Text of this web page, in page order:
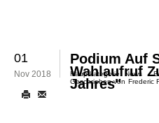
01
Nov 2018
Podium Auf
Wahlaufruf
Jahres"
Hauptkategorie: News
Geschrieben von Frederic